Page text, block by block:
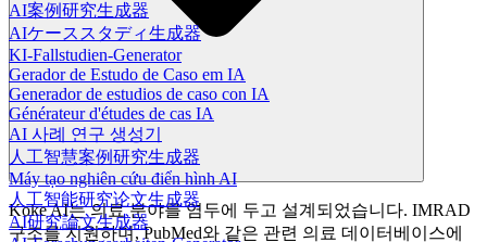
AI案例研究生成器
AIケーススタディ生成器
KI-Fallstudien-Generator
Gerador de Estudo de Caso em IA
Generador de estudios de caso con IA
Générateur d'études de cas IA
AI 사례 연구 생성기
人工智慧案例研究生成器
Máy tạo nghiên cứu điển hình AI
人工智能研究论文生成器
AI研究論文生成器
Koke AI는 의료 분야를 염두에 두고 설계되었습니다. IMRAD
구조를 지원하며, PubMed와 같은 관련 의료 데이터베이스에